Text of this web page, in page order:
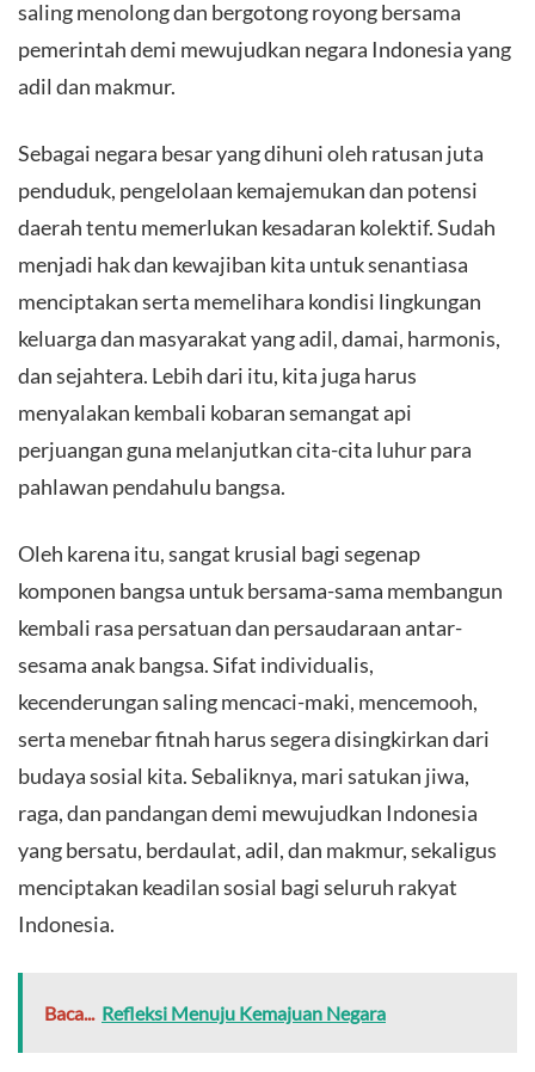
saling menolong dan bergotong royong bersama
pemerintah demi mewujudkan negara Indonesia yang
adil dan makmur.
​Sebagai negara besar yang dihuni oleh ratusan juta
penduduk, pengelolaan kemajemukan dan potensi
daerah tentu memerlukan kesadaran kolektif. Sudah
menjadi hak dan kewajiban kita untuk senantiasa
menciptakan serta memelihara kondisi lingkungan
keluarga dan masyarakat yang adil, damai, harmonis,
dan sejahtera. Lebih dari itu, kita juga harus
menyalakan kembali kobaran semangat api
perjuangan guna melanjutkan cita-cita luhur para
pahlawan pendahulu bangsa.
​Oleh karena itu, sangat krusial bagi segenap
komponen bangsa untuk bersama-sama membangun
kembali rasa persatuan dan persaudaraan antar-
sesama anak bangsa. Sifat individualis,
kecenderungan saling mencaci-maki, mencemooh,
serta menebar fitnah harus segera disingkirkan dari
budaya sosial kita. Sebaliknya, mari satukan jiwa,
raga, dan pandangan demi mewujudkan Indonesia
yang bersatu, berdaulat, adil, dan makmur, sekaligus
menciptakan keadilan sosial bagi seluruh rakyat
Indonesia.
Baca... Refleksi Menuju Kemajuan Negara